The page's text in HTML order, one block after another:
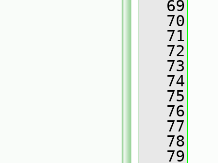
   69
   70
   71
   72
   73
   74
   75
   76
   77
   78
   79